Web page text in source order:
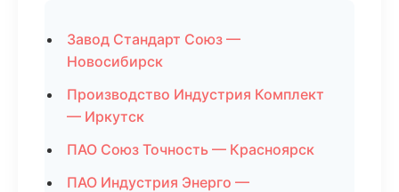
Завод Стандарт Союз —
Новосибирск
Производство Индустрия Комплект
— Иркутск
ПАО Союз Точность — Красноярск
ПАО Индустрия Энерго —